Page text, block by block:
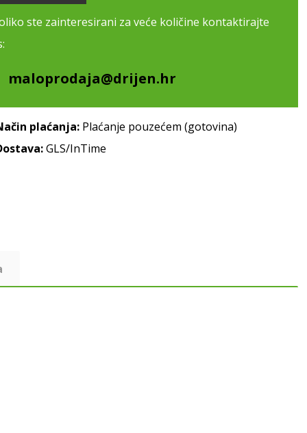
ste zainteresirani za veće količine kontaktirajte
maloprodaja@drijen.hr
plaćanja:Plaćanje pouzećem (gotovina)
GLS/InTime